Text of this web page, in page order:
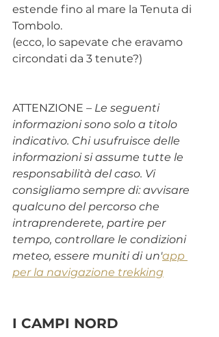
estende fino al mare la Tenuta di
Tombolo.
(ecco, lo sapevate che eravamo
circondati da 3 tenute?)
ATTENZIONE – Le seguenti
informazioni sono solo a titolo
indicativo. Chi usufruisce delle
informazioni si assume tutte le
responsabilità del caso. Vi
consigliamo sempre di: avvisare
qualcuno del percorso che
intraprenderete, partire per
tempo, controllare le condizioni
meteo, essere muniti di un'app
per la navigazione trekking
I CAMPI NORD